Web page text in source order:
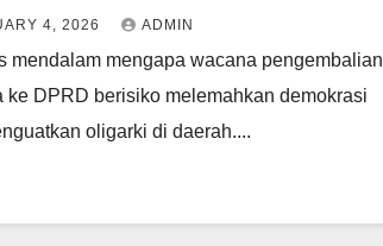
4, 2026 ADMIN
mendalam mengapa wacana pengembalian
ke DPRD berisiko melemahkan demokrasi
oligarki di daerah....